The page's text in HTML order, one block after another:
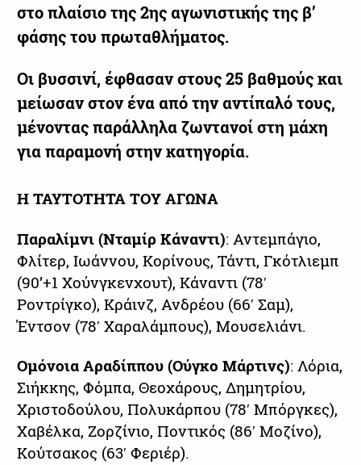
στο πλαίσιο της 2ης αγωνιστικής της β’
φάσης του πρωταθλήματος.
Οι βυσσινί, έφθασαν στους 25 βαθμούς και
μείωσαν στον ένα από την αντίπαλό τους,
μένοντας παράλληλα ζωντανοί στη μάχη
για παραμονή στην κατηγορία.
Η ΤΑΥΤΟΤΗΤΑ ΤΟΥ ΑΓΩΝΑ
Παραλίμνι (Νταμίρ Κάναντι): Αντεμπάγιο,
Φλίτερ, Ιωάννου, Κορίνους, Τάντι, Γκότλιεμπ
(90’+1 Χούνγκενχουτ), Κάναντι (78′
Ροντρίγκο), Κράινζ, Ανδρέου (66′ Σαμ),
Έντσον (78′ Χαραλάμπους), Μουσελιάνι.
Ομόνοια Αραδίππου (Ούγκο Μάρτινς): Λόρια,
Σιήκκης, Φόμπα, Θεοχάρους, Δημητρίου,
Χριστοδούλου, Πολυκάρπου (78′ Μπόργκες),
Χαβέλκα, Ζορζίνιο, Ποντικός (86′ Μοζίνο),
Κούτσακος (63′ Φεριέρ).